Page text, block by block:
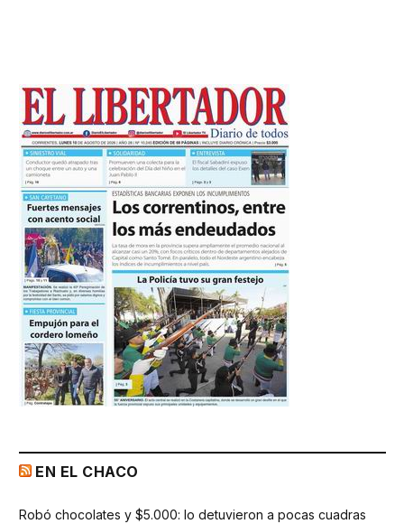
EN EL CHACO
Robó chocolates y $5.000: lo detuvieron a pocas cuadras